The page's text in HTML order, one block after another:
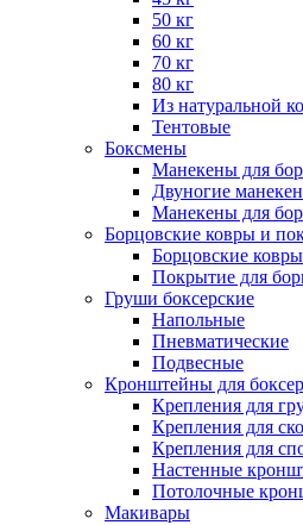
50 кг
60 кг
70 кг
80 кг
Из натуральной
Тентовые
Боксмены
Манекены для
Двуногие
Манекены для
Борцовские ковры и
Борцовские
Покрытие для
Груши боксерские
Напольные
Пневматические
Подвесные
Кронштейны для
Крепления для
Крепления для
Крепления для
Настенные
Потолочные
Макивары